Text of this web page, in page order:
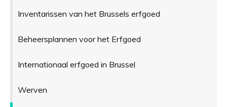
Inventarissen van het Brussels erfgoed
Beheersplannen voor het Erfgoed
Internationaal erfgoed in Brussel
Werven